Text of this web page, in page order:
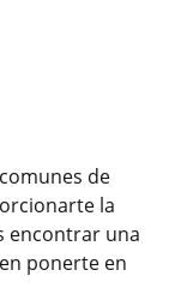
de
la
encontrar una
ponerte en